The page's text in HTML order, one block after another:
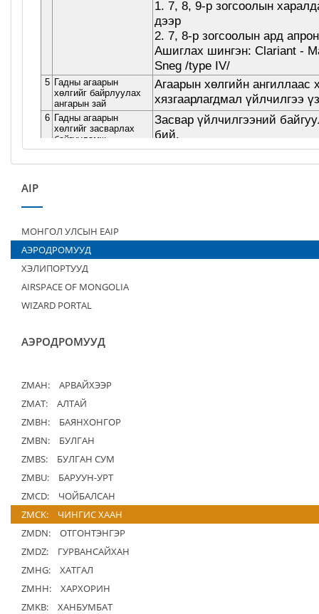
AIP
МОНГОЛ УЛСЫН EAIP
АЭРОДРОМУУД
ХЭЛИПОРТУУД
AIRSPACE OF MONGOLIA
WIZARD PORTAL
АЭРОДРОМУУД
ZMAH:
АРВАЙХЭЭР
ZMAT:
АЛТАЙ
ZMBH:
БАЯНХОНГОР
ZMBN:
БУЛГАН
ZMBS:
БУЛГАН СУМ
ZMBU:
БАРУУН-УРТ
ZMCD:
ЧОЙБАЛСАН
ZMCK:
ЧИНГИС ХААН
ZMDN:
ОТГОНТЭНГЭР
ZMDZ:
ГУРВАНСАЙХАН
ZMHG:
ХАТГАЛ
ZMHH:
ХАРХОРИН
ZMKB:
ХАНБУМБАТ